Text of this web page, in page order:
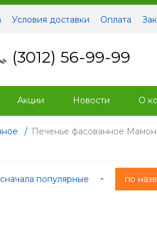
Условия доставки Оплата
(3012) 56-99-99
Акции Новости О
/ Печенье фасованное
сначала популярные по